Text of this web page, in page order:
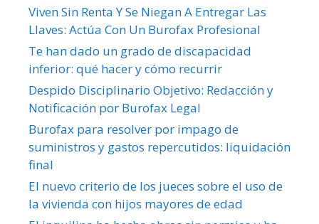
Viven Sin Renta Y Se Niegan A Entregar Las
Llaves: Actúa Con Un Burofax Profesional
Te han dado un grado de discapacidad
inferior: qué hacer y cómo recurrir
Despido Disciplinario Objetivo: Redacción y
Notificación por Burofax Legal
Burofax para resolver por impago de
suministros y gastos repercutidos: liquidación
final
El nuevo criterio de los jueces sobre el uso de
la vivienda con hijos mayores de edad